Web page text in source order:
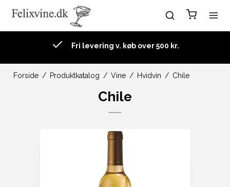
Fri levering v. køb over 500 kr.
Forside / Produktkatalog / Vine / Hvidvin / Chile
Chile